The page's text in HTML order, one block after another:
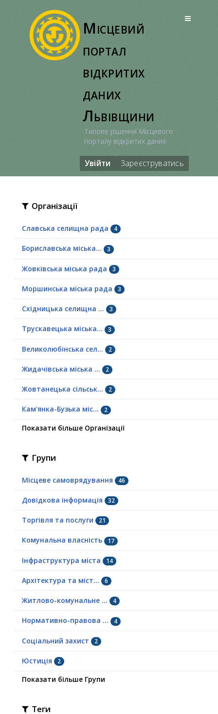
Місцевий
портал
відкритих
даних
Львівщини
Типове рішення Місцевого
порталу відкритих даних
Увійти Зареєструватись
Організації
Славська селищна рада 4
Бориславська міська... 3
Жовківська міська рада 3
Моршинська міська рада 3
Східницька селищна ... 3
Трускавецька міська... 3
Великолюбінська сел... 2
Жидачівська міська ... 2
Жовтанецька сільськ... 2
Кам'янка-Бузька міс... 2
Показати більше Організації
Групи
Місцеве самоврядування 46
Довідкова інформація 32
Торгівля та послуги 21
Комунальна власність 17
Інфраструктура міста 14
Архітектура та міст... 6
Житлово-комунальне ... 4
Нормативно-правова ... 4
Соціальний захист 2
Юстиція 2
Показати більше Групи
Теги